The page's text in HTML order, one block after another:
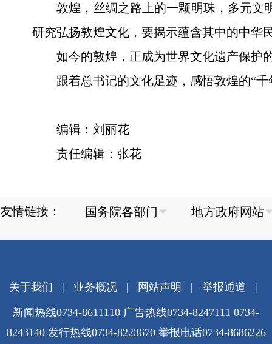
敦煌，丝绸之路上的一颗明珠，多元文
研究弘扬敦煌文化，要揭示蕴含其中的中华
如今的敦煌，正成为世界文化遗产保护
跟着总书记的文化足迹，感悟敦煌的“千
编辑：刘丽花
责任编辑：张花
友情链接：
关于我们 | 业务概况| 网站声明 | 举报通道 |
新闻热线0734-8611110 广告热线0734-8247111 0734-
8243140 发行热线0734-8223670 举报电话0734-8686226